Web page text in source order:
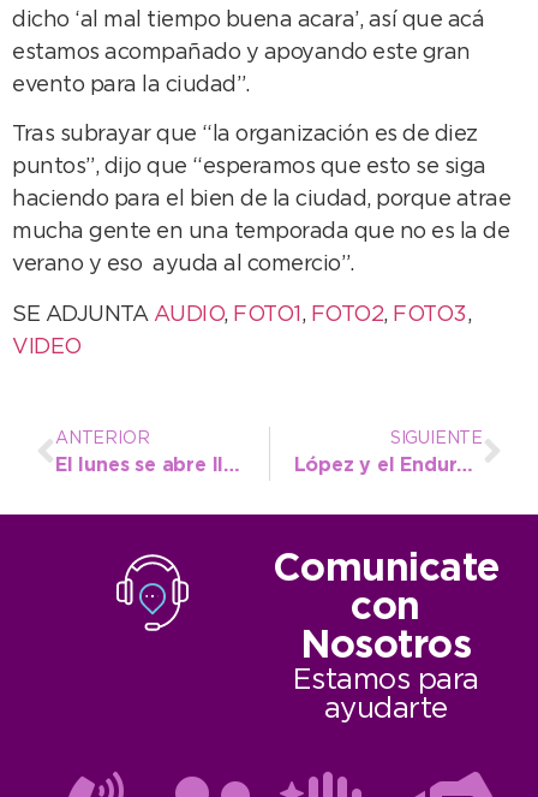
dicho ‘al mal tiempo buena acara’, así que acá
estamos acompañado y apoyando este gran
evento para la ciudad”.
Tras subrayar que “la organización es de diez
puntos”, dijo que “esperamos que esto se siga
haciendo para el bien de la ciudad, porque atrae
mucha gente en una temporada que no es la de
verano y eso ayuda al comercio”.
SE ADJUNTA AUDIO, FOTO1 , FOTO2, FOTO3,
VIDEO
ANTERIOR
El lunes se abre llamado a licitación pública para la concesión del exTarsis
SIGUIENTE
López y el Enduropale 2018: “Apoyamos todo aquel evento que posicione a la ciudad”
Comunicate
con
Nosotros
Estamos para
ayudarte